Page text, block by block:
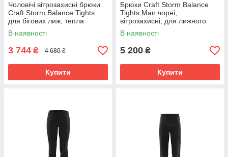
Чоловічі вітрозахисні брюки
Craft Storm Balance Tights
для бігових лиж, тепла
модель з волого відводящою
тканиною
В наявності
3 744 ₴ 4 680 ₴
Купити
Брюки Craft Storm Balance
Tights Man чорні,
вітрозахисні, для лижного
спорту
В наявності
5 200 ₴
Купити